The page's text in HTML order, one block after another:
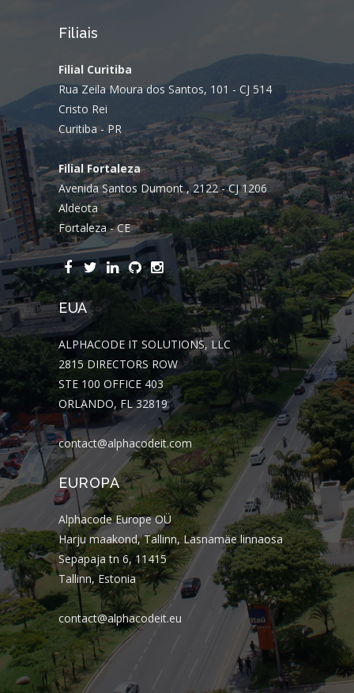
Filiais
Filial Curitiba
Rua Zeila Moura dos Santos, 101 - CJ 514
Cristo Rei
Curitiba - PR
Filial Fortaleza
Avenida Santos Dumont , 2122 - CJ 1206
Aldeota
Fortaleza - CE
EUA
ALPHACODE IT SOLUTIONS, LLC
2815 DIRECTORS ROW
STE 100 OFFICE 403
ORLANDO, FL 32819
contact@alphacodeit.com
EUROPA
Alphacode Europe OÜ
Harju maakond, Tallinn, Lasnamäe linnaosa
Sepapaja tn 6, 11415
Tallinn, Estonia
contact@alphacodeit.eu